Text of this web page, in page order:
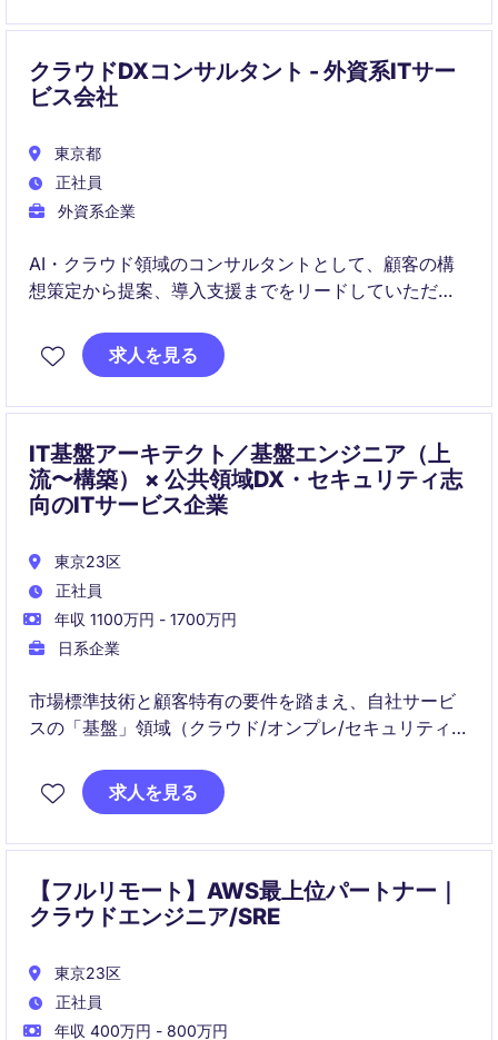
クラウドDXコンサルタント - 外資系ITサー
ビス会社
東京都
正社員
外資系企業
AI・クラウド領域のコンサルタントとして、顧客の構
想策定から提案、導入支援までをリードしていただき
業開発やDX推進を支援するポジションです。
求人を見る
IT基盤アーキテクト／基盤エンジニア（上
流〜構築） × 公共領域DX・セキュリティ志
向のITサービス企業
東京23区
正社員
年収 1100万円 - 1700万円
日系企業
市場標準技術と顧客特有の要件を踏まえ、自社サービ
スの「基盤」領域（クラウド/オンプレ/セキュリティ/
ションです。
推進も担います。
求人を見る
【フルリモート】AWS最上位パートナー｜
クラウドエンジニア/SRE
東京23区
正社員
年収 400万円 - 800万円